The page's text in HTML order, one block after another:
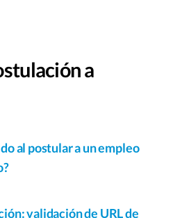
a
al postular a un empleo
validación de URL de